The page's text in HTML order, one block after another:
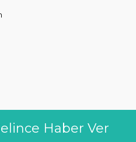
Haber Ver